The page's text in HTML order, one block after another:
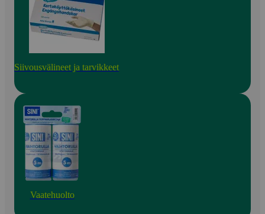
Siivousvälineet ja tarvikkeet
Vaatehuolto